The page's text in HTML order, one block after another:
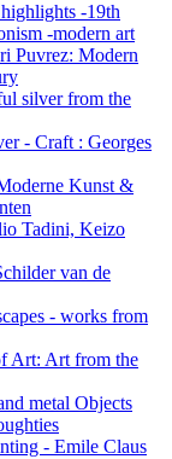
-19th
-modern art
Puvrez: Modern
silver from the
- Craft : Georges
Kunst &
Tadini, Keizo
van de
- works from
Art: Art from the
metal Objects
- Emile Claus